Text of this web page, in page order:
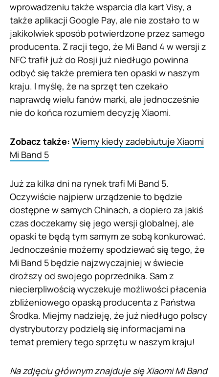
wprowadzeniu także wsparcia dla kart Visy, a
także aplikacji Google Pay, ale nie zostało to w
jakikolwiek sposób potwierdzone przez samego
producenta. Z racji tego, że Mi Band 4 w wersji z
NFC trafił już do Rosji już niedługo powinna
odbyć się także premiera ten opaski w naszym
kraju. I myślę, że na sprzęt ten czekało
naprawdę wielu fanów marki, ale jednocześnie
nie do końca rozumiem decyzję Xiaomi.
Zobacz także: Wiemy kiedy zadebiutuje Xiaomi
Mi Band 5
Już za kilka dni na rynek trafi Mi Band 5.
Oczywiście najpierw urządzenie to będzie
dostępne w samych Chinach, a dopiero za jakiś
czas doczekamy się jego wersji globalnej, ale
opaski te będą tym samym ze sobą konkurować.
Jednocześnie możemy spodziewać się tego, że
Mi Band 5 będzie najzwyczajniej w świecie
droższy od swojego poprzednika. Sam z
niecierpliwością wyczekuje możliwości płacenia
zbliżeniowego opaską producenta z Państwa
Środka. Miejmy nadzieję, że już niedługo polscy
dystrybutorzy podzielą się informacjami na
temat premiery tego sprzętu w naszym kraju!
Na zdjęciu głównym znajduje się Xiaomi Mi Band